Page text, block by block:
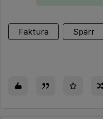
Faktura Spärr